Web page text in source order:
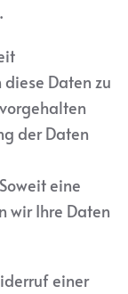
Daten zu
der Daten
eine
wir Ihre Daten
einer